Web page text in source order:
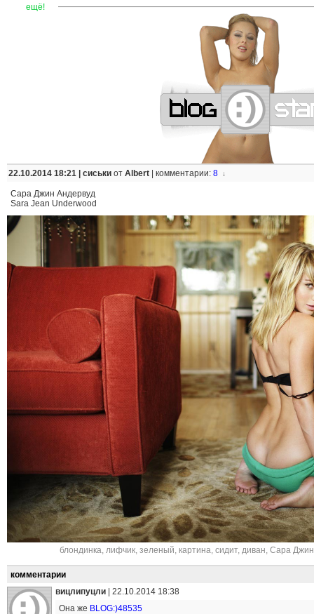
ещё! ——————————————————————
22.10.2014 18:21 | сиськи от Albert комментарии: 8 ↓
Сара Джин Андервуд
Sara Jean Underwood
блондинка, лифчик, зеленый, картина, сидит, диван, Сара
комментарии
вицлипуцли
22.10.2014 18:38
Она же BLOG:)48535